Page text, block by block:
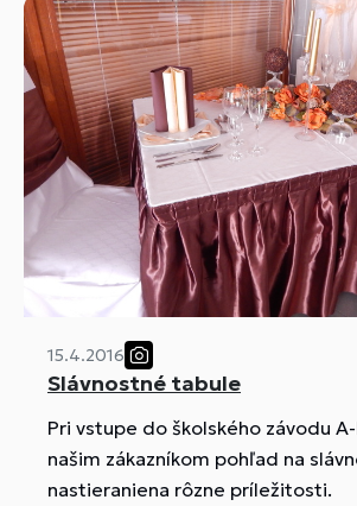
15.4.2016
Slávnostné tabule
Pri vstupe do školského závodu
našim zákazníkom pohľad na
nastieraniena rôzne príležitosti.